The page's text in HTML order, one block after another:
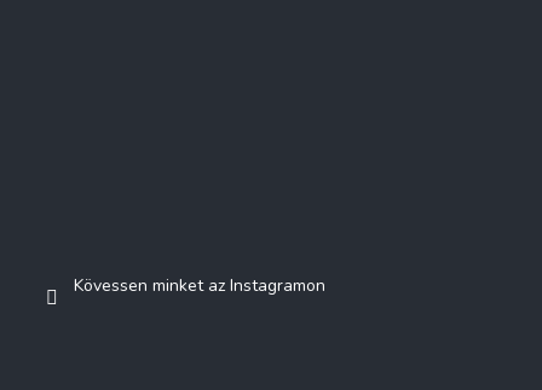
Kövessen minket az Instagramon